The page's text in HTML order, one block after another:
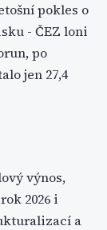
pokles o
- ČEZ loni
po
jen 27,4
výnos,
2026 i
a